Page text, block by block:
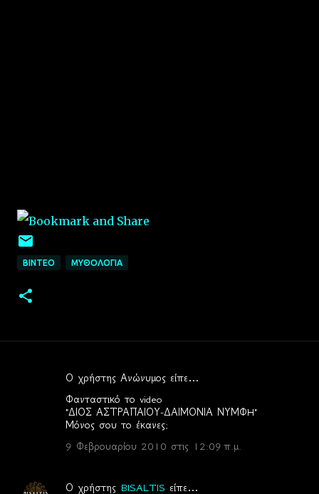
ΒΙΝΤΕΟ ΜΥΘΟΛΟΓΙΑ
α
Ο χρήστης Ανώνυμος είπε…
Φανταστικό το video
"ΔΙΟΣ ΑΣΤΡΑΠΑΙΟΥ-ΔΑΙΜΟΝΙΑ ΝΥΜΦH"
Μόνος σου το έκανες;
9 Φεβρουαρίου 2010 στις 12:09 π.μ.
Ο χρήστης BISALTIS είπε…